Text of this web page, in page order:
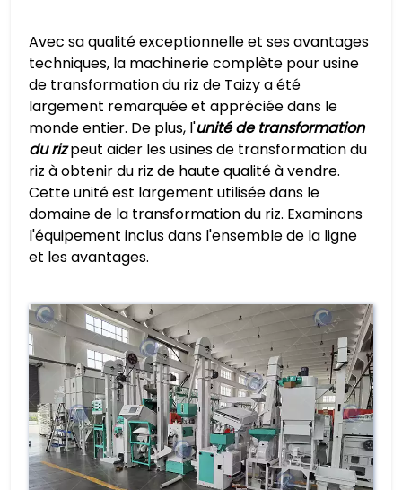
Avec sa qualité exceptionnelle et ses avantages
techniques, la machinerie complète pour usine
de transformation du riz de Taizy a été
largement remarquée et appréciée dans le
monde entier. De plus, l'unité de transformation
du rizpeut aider les usines de transformation du
riz à obtenir du riz de haute qualité à vendre.
Cette unité est largement utilisée dans le
domaine de la transformation du riz. Examinons
l'équipement inclus dans l'ensemble de la ligne
et les avantages.